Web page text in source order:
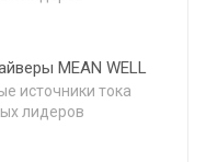
MEAN WELL
источники тока
лидеров